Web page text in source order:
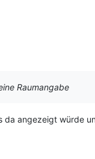
Raumangabe
da angezeigt würde